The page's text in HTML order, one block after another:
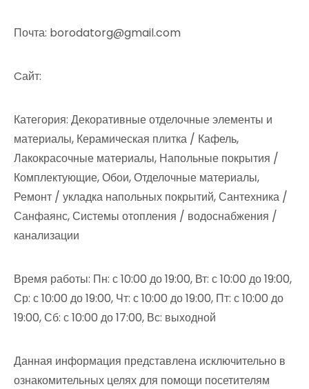
Почта: borodatorg@gmail.com
Cайт:
Категория: Декоративные отделочные элементы и
материалы, Керамическая плитка / Кафель,
Лакокрасочные материалы, Напольные покрытия /
Комплектующие, Обои, Отделочные материалы,
Ремонт / укладка напольных покрытий, Сантехника /
Санфаянс, Системы отопления / водоснабжения /
канализации
Время работы: Пн: с 10:00 до 19:00, Вт: с 10:00 до 19:00,
Ср: с 10:00 до 19:00, Чт: с 10:00 до 19:00, Пт: с 10:00 до
19:00, Сб: с 10:00 до 17:00, Вс: выходной
Данная информация представлена исключительно в
ознакомительных целях для помощи посетителям